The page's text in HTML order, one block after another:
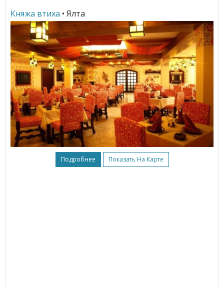
Княжа втиха • Ялта
Подробнее Показать На Карте